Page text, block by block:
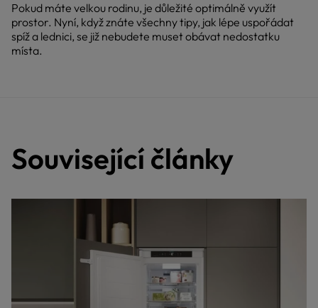
Pokud máte velkou rodinu, je důležité optimálně využít
prostor. Nyní, když znáte všechny tipy, jak lépe uspořádat
spíž a lednici, se již nebudete muset obávat nedostatku
místa.
Související články